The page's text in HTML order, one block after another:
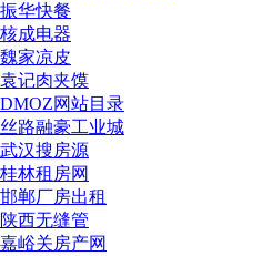
振华快餐
核成电器
魏家凉皮
袁记肉夹馍
DMOZ网站目录
丝路融豪工业城
武汉搜房源
桂林租房网
邯郸厂房出租
陕西无缝管
嘉峪关房产网